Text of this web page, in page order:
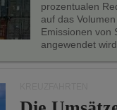
prozentualen
auf das
Emissionen von
angewendet